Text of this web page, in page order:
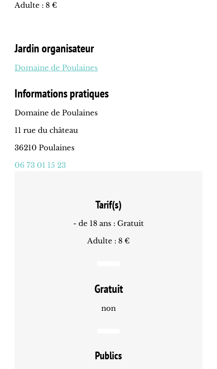
Adulte : 8 €
Jardin organisateur
Domaine de Poulaines
Informations pratiques
Domaine de Poulaines
11 rue du château
36210 Poulaines
06 73 01 15 23
Tarif(s)
- de 18 ans : Gratuit
Adulte : 8 €
Gratuit
non
Publics